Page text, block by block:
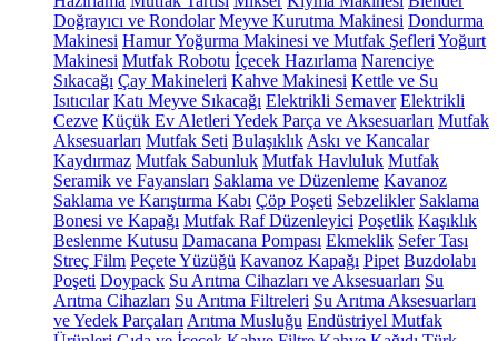
Doğrayıcı ve Rondolar Meyve Kurutma Makinesi Dondurma
Makinesi Hamur Yoğurma Makinesi ve Mutfak Şefleri Yoğurt
Makinesi Mutfak Robotu İçecek Hazırlama Narenciye
Sıkacağı Çay Makineleri Kahve Makinesi Kettle ve Su
Isıtıcılar Katı Meyve Sıkacağı Elektrikli Semaver Elektrikli
Cezve Küçük Ev Aletleri Yedek Parça ve Aksesuarları Mutfak
Aksesuarları Mutfak Seti Bulaşıklık Askı ve Kancalar
Kaydırmaz Mutfak Sabunluk Mutfak Havluluk Mutfak
Seramik ve Fayansları Saklama ve Düzenleme Kavanoz
Saklama ve Karıştırma Kabı Çöp Poşeti Sebzelikler Saklama
Bonesi ve Kapağı Mutfak Raf Düzenleyici Poşetlik Kaşıklık
Beslenme Kutusu Damacana Pompası Ekmeklik Sefer Tası
Streç Film Peçete Yüzüğü Kavanoz Kapağı Pipet Buzdolabı
Poşeti Doypack Su Arıtma Cihazları ve Aksesuarları Su
Arıtma Cihazları Su Arıtma Filtreleri Su Arıtma Aksesuarları
ve Yedek Parçaları Arıtma Musluğu Endüstriyel Mutfak